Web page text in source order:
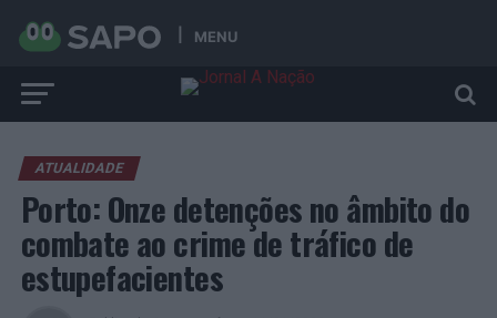
MENU
ATUALIDADE
Porto: Onze detenções no âmbito do
combate ao crime de tráfico de
estupefacientes